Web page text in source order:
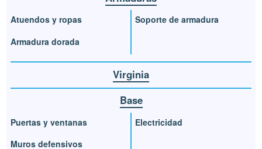
Atuendos y ropas
Armadura dorada
Soporte de armadura
Virginia
Base
Puertas y ventanas
Muros defensivos
Electricidad